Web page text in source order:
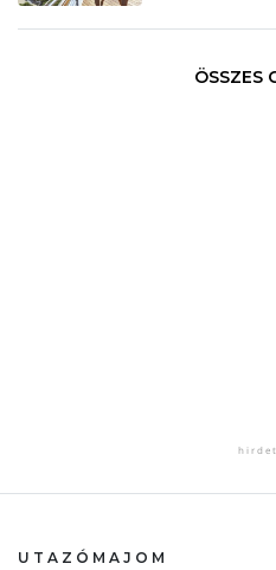
ÖSSZES
UTAZÓMAJOM